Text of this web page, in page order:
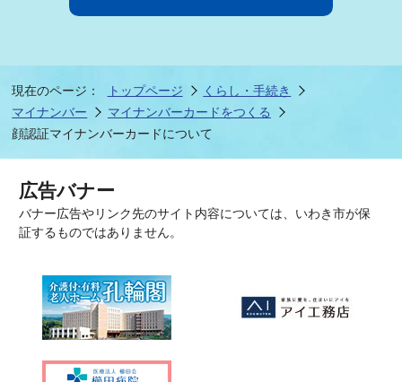
現在のページ： トップページ
くらし・手続き
マイナンバー
マイナンバーカードをつくる
顔認証マイナンバーカードについて
広告バナー
バナー広告やリンク先のサイト内容については、いわき市が保
証するものではありません。